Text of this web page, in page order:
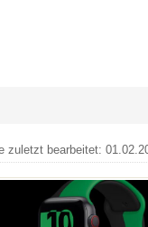
zuletzt bearbeitet: